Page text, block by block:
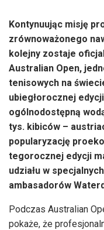
Kontynuując misję
zrównoważonego
kolejny zostaje
Australian Open,
tenisowych na
ubiegłorocznej
ogólnodostępną
tys. kibiców –
popularyzację
tegorocznej edycji
udziału w
ambasadorów
Podczas Australian
pokaże, że